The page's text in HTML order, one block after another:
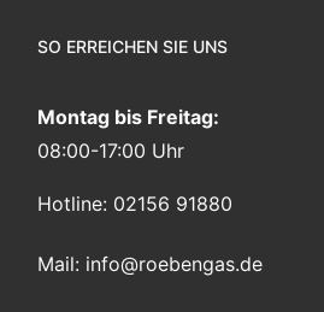
SO ERREICHEN SIE UNS
Montag bis Freitag:
08:00-17:00 Uhr
Hotline: 02156 91880
Mail: info@roebengas.de